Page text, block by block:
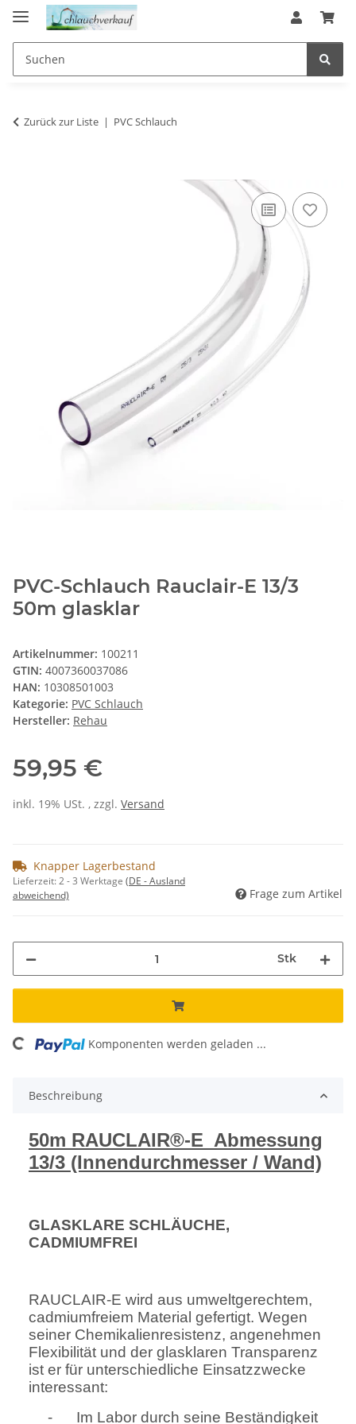
Zurück zur Liste PVC Schlauch
PVC-Schlauch Rauclair-E 13/3
50m glasklar
Artikelnummer: 100211
GTIN: 4007360037086
HAN: 10308501003
Kategorie: PVC Schlauch
Hersteller: Rehau
59,95 €
inkl. 19% USt. , zzgl. Versand
Knapper Lagerbestand
Lieferzeit:2 - 3 Werktage (DE - Ausland
abweichend)
Frage zum Artikel
Stk
Komponenten werden geladen ...
Beschreibung
50m RAUCLAIR®-E Abmessung
13/3 (Innendurchmesser / Wand)
GLASKLARE SCHLÄUCHE,
CADMIUMFREI
RAUCLAIR-E wird aus umweltgerechtem,
cadmiumfreiem Material gefertigt. Wegen
seiner Chemikalienresistenz, angenehmen
Flexibilität und der glasklaren Transparenz
ist er für unterschiedliche Einsatzzwecke
interessant:
-
Im Labor durch seine Beständigkeit